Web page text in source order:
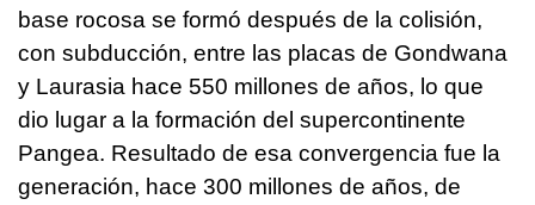
base rocosa se formó después de la colisión,
con subducción, entre las placas de Gondwana
y Laurasia hace 550 millones de años, lo que
dio lugar a la formación del supercontinente
Pangea. Resultado de esa convergencia fue la
generación, hace 300 millones de años, de